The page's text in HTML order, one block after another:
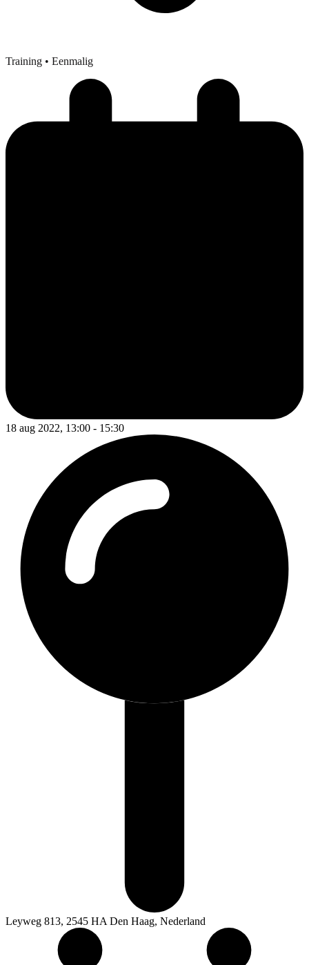
Training • Eenmalig
18 aug 2022, 13:00 - 15:30
Leyweg 813, 2545 HA Den Haag, Nederland